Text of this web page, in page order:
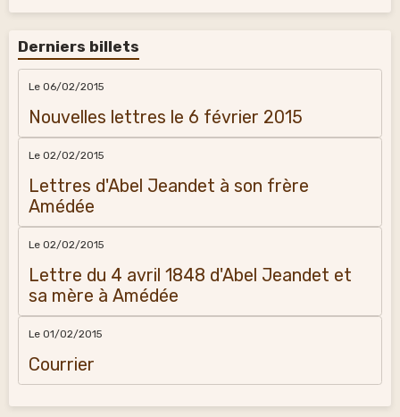
Derniers billets
Le 06/02/2015
Nouvelles lettres le 6 février 2015
Le 02/02/2015
Lettres d'Abel Jeandet à son frère
Amédée
Le 02/02/2015
Lettre du 4 avril 1848 d'Abel Jeandet et
sa mère à Amédée
Le 01/02/2015
Courrier